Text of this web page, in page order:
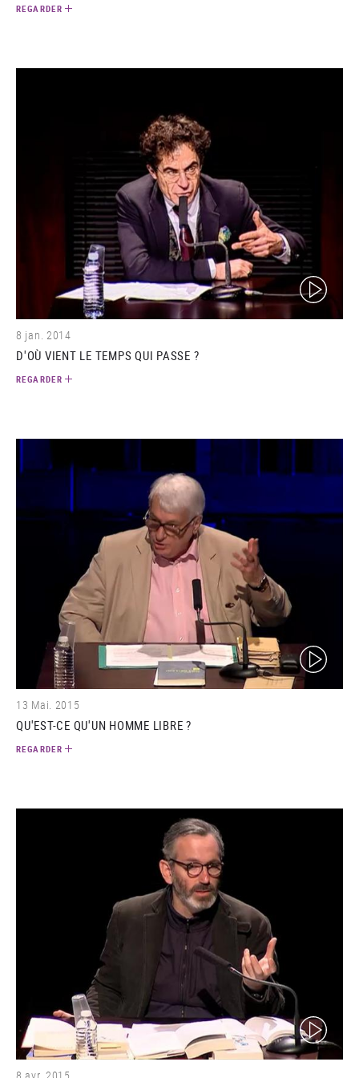
REGARDER
(video)
8 jan. 2014
D'OÙ VIENT LE TEMPS QUI PASSE ?
REGARDER
(video)
13 Mai. 2015
QU'EST-CE QU'UN HOMME LIBRE ?
REGARDER
(video)